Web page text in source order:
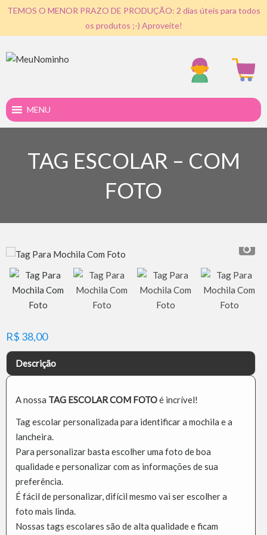
TEMOS O MENOR PRAZO DE PRODUÇÃO: 2 dias úteis para todos
os produtos ;-) Aproveite!
MENU
TAG ESCOLAR – COM
FOTO
R$ 38,00
Descrição
A nossa TAG ESCOLAR COM FOTOé incrível!
Tag escolar personalizada para identificar a mochila e a
lancheira.
Para personalizar basta escolher uma foto de boa
qualidade e personalizar com as informações de sua
preferência.
É fácil de personalizar, difícil mesmo vai ser escolher a
foto mais linda.
Nossas tags escolares são de alta qualidade e ficam